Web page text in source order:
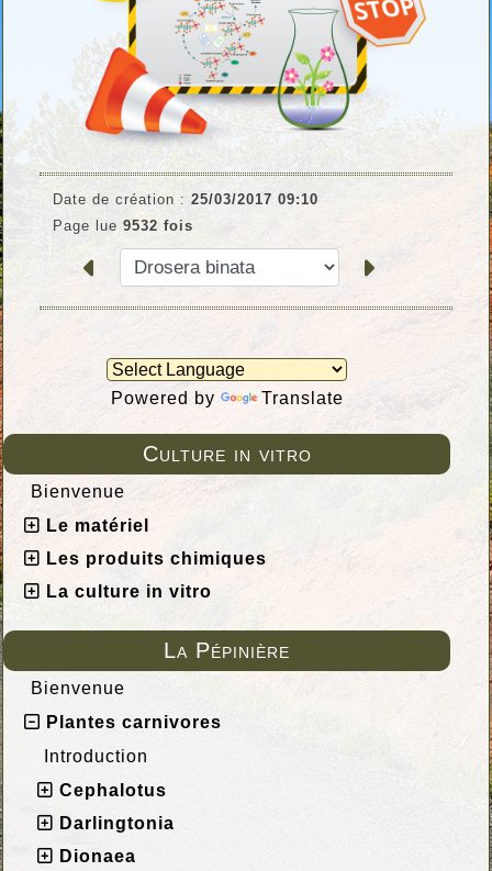
Powered by Translate
Culture in vitro
Bienvenue
Le matériel
Les produits chimiques
La culture in vitro
La Pépinière
Bienvenue
Plantes carnivores
Introduction
Cephalotus
Darlingtonia
Dionaea
Date de création : 25/03/2017 09:10
Page lue 9532 fois